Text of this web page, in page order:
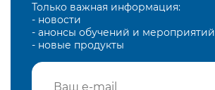
Только важная информация:
- новости
- анонсы обучений и мероприятий
- новые продукты